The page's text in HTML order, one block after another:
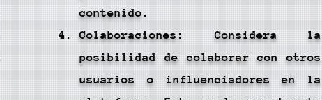
contenido.
Colaboraciones: Considera la
posibilidad de colaborar con otros
usuarios o influenciadores en la